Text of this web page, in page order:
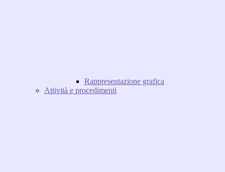
Rappresentazione grafica
Attività e procedimenti